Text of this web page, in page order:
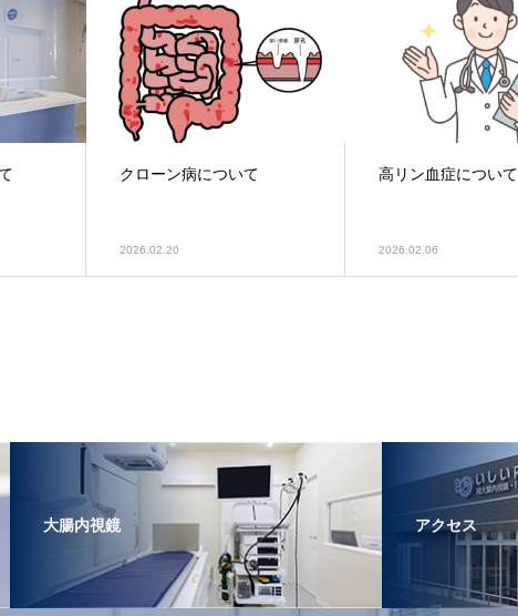
クローン病について
2026.02.20
高リン血症について
2026.02.06
大腸内視鏡 アクセス